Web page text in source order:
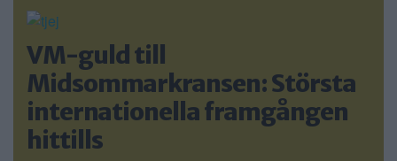
VM-guld till
Midsommarkransen: Största
internationella framgången
hittills